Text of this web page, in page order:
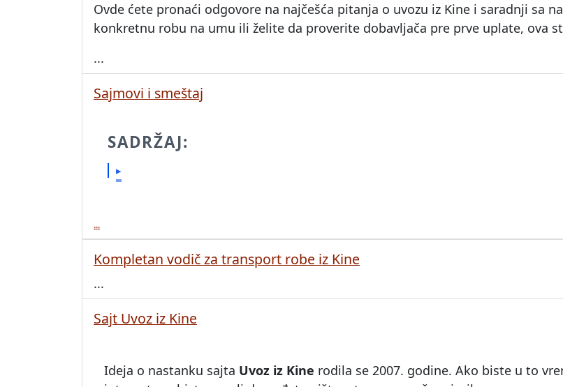
Ovde ćete pronaći odgovore na najčešća pitanja o uvozu iz Kine i saradnji sa
konkretnu robu na umu ili želite da proverite dobavljača pre prve uplate, ova
...
Sajmovi i smeštaj
SADRŽAJ:
...
Kompletan vodič za transport robe iz Kine
...
Sajt Uvoz iz Kine
Ideja o nastanku sajta Uvoz iz Kine rodila se 2007. godine. Ako biste u to